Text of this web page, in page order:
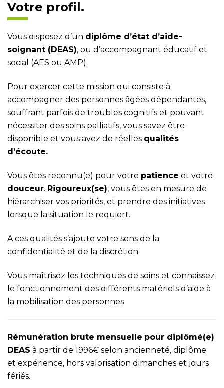
Votre profil.
Vous disposez d’un diplôme d’état d’aide-
soignant (DEAS), ou d’accompagnant éducatif et
social (AES ou AMP).
Pour exercer cette mission qui consiste à
accompagner des personnes âgées dépendantes,
souffrant parfois de troubles cognitifs et pouvant
nécessiter des soins palliatifs, vous savez être
disponible et vous avez de réelles qualités
d’écoute.
Vous êtes reconnu(e) pour votre patience et votre
douceur. Rigoureux(se), vous êtes en mesure de
hiérarchiser vos priorités, et prendre des initiatives
lorsque la situation le requiert.
A ces qualités s’ajoute votre sens de la
confidentialité et de la discrétion.
Vous maîtrisez les techniques de soins et connaissez
le fonctionnement des différents matériels d’aide à
la mobilisation des personnes
Rémunération brute mensuelle pour diplômé(e)
DEAS à partir de 1996€ selon ancienneté, diplôme
et expérience, hors valorisation dimanches et jours
fériés.